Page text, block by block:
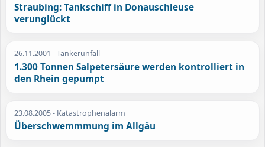
Straubing: Tankschiff in Donauschleuse
verunglückt
26.11.2001 - Tankerunfall
1.300 Tonnen Salpetersäure werden kontrolliert in
den Rhein gepumpt
23.08.2005- Katastrophenalarm
Überschwemmmung im Allgäu